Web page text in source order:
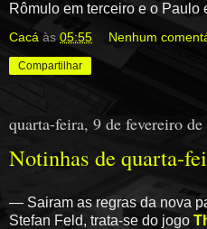
Rômulo em terceiro e o Paulo
Cacá às 05:55 Nenhum
Compartilhar
quarta-feira, 9 de fevereiro de
Notinhas de quarta-
— Sairam as regras da nova
Stefan Feld, trata-se do jogo